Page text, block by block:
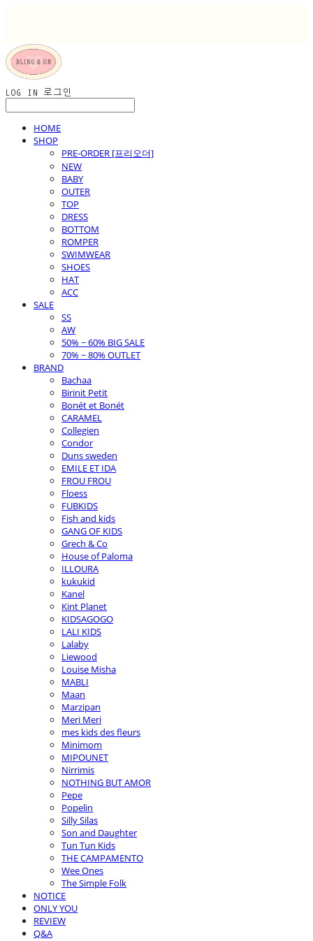
LOG IN 로그인
HOME
SHOP
PRE-ORDER [프리오더]
NEW
BABY
OUTER
TOP
DRESS
BOTTOM
ROMPER
SWIMWEAR
SHOES
HAT
ACC
SALE
SS
AW
50% ~ 60% BIG SALE
70% ~ 80% OUTLET
BRAND
Bachaa
Birinit Petit
Bonét et Bonét
CARAMEL
Collegien
Condor
Duns sweden
EMILE ET IDA
FROU FROU
Floess
FUBKIDS
Fish and kids
GANG OF KIDS
Grech & Co
House of Paloma
ILLOURA
kukukid
Kanel
Kint Planet
KIDSAGOGO
LALI KIDS
Lalaby
Liewood
Louise Misha
MABLI
Maan
Marzipan
Meri Meri
mes kids des fleurs
Minimom
MIPOUNET
Nirrimis
NOTHING BUT AMOR
Pepe
Popelin
Silly Silas
Son and Daughter
Tun Tun Kids
THE CAMPAMENTO
Wee Ones
The Simple Folk
NOTICE
ONLY YOU
REVIEW
Q&A